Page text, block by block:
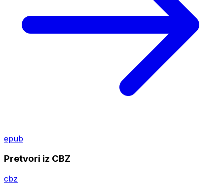
epub
Pretvori iz CBZ
cbz